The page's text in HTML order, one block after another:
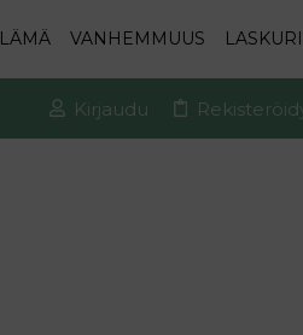
VANHEMMUUS
Kirjaudu